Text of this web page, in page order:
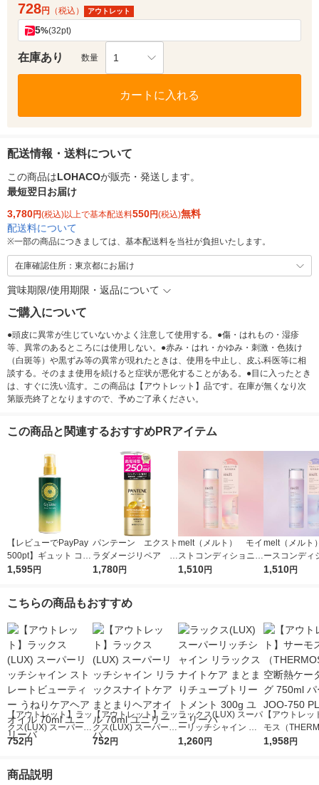
728円 （税込） アウトレット
5%(32pt)
在庫あり 数量 1
カートに入れる
配送情報・送料について
この商品はLOHACOが販売・発送します。
最短翌日お届け
3,780円(税込)以上で基本配送料550円(税込)無料
配送料について
※一部の商品につきましては、基本配送料を当社が負担いたします。
在庫確認住所：東京都にお届け
賞味期限/使用期限・返品について
ご購入について
●頭皮に異常が生じていないかよく注意して使用する。●傷・はれもの・湿疹
等、異常のあるところには使用しない。●赤み・はれ・かゆみ・刺激・色抜け
（白斑等）や黒ずみ等の異常が現れたときは、使用を中止し、皮ふ科医等に相
談する。そのまま使用を続けると症状が悪化することがある。●目に入ったとき
は、すぐに洗い流す。この商品は【アウトレット】品です。在庫が無くなり次
第販売終了となりますので、予めご了承ください。
この商品と関連するおすすめPRアイテム
【レビューでPayPay
500pt】ギュット コル
セットヘアミルク
1,595円
パンテーン エクスト
ラダメージリペア イ
ンテンシブヴィタミル
1,780円
melt（メルト） モイ
ストコンディショニン
グウォーター 170ml
1,510円
melt（メル
ースコンディ
グウォータ
1,510円
こちらの商品もおすすめ
【アウトレット】ラッ
クス(LUX) スーパーリ
ッチシャイン ストレ
0ml ユニリーバ
752円
【アウトレット】ラッ
クス(LUX) スーパーリ
ッチシャイン リラッ
752円
ラックス(LUX) スーパ
ーリッチシャイン リ
ラックスナイトケア
1,260円
【アウトレッ
モス（
真空断熱ケー
1,958円
商品説明